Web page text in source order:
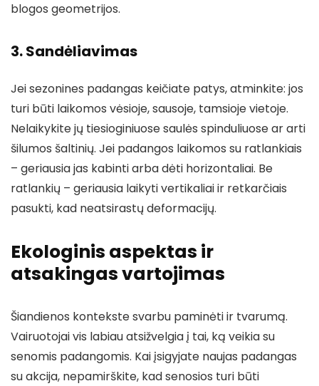
blogos geometrijos.
3. Sandėliavimas
Jei sezonines padangas keičiate patys, atminkite: jos
turi būti laikomos vėsioje, sausoje, tamsioje vietoje.
Nelaikykite jų tiesioginiuose saulės spinduliuose ar arti
šilumos šaltinių. Jei padangos laikomos su ratlankiais
– geriausia jas kabinti arba dėti horizontaliai. Be
ratlankių – geriausia laikyti vertikaliai ir retkarčiais
pasukti, kad neatsirastų deformacijų.
Ekologinis aspektas ir
atsakingas vartojimas
Šiandienos kontekste svarbu paminėti ir tvarumą.
Vairuotojai vis labiau atsižvelgia į tai, ką veikia su
senomis padangomis. Kai įsigyjate naujas padangas
su akcija, nepamirškite, kad senosios turi būti